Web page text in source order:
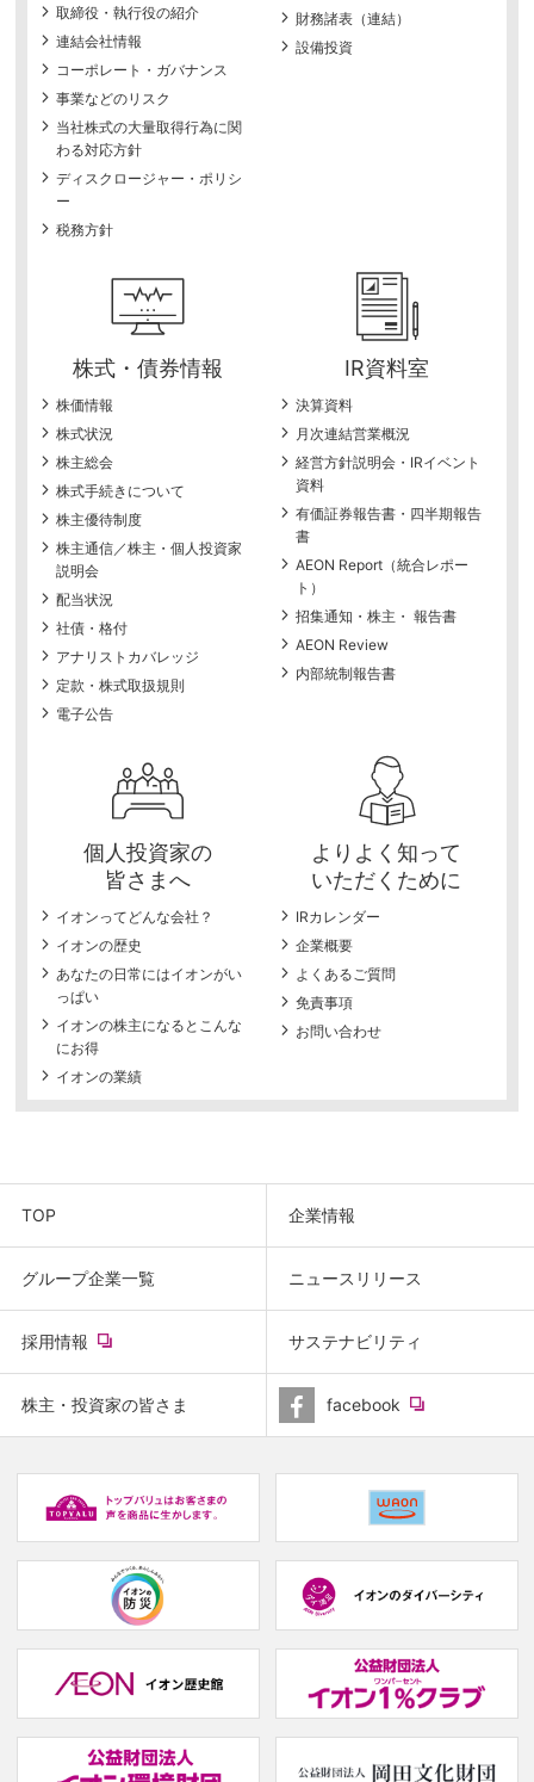
取締役・執行役の紹介
連結会社情報
コーポレート・ガバナンス
事業などのリスク
当社株式の大量取得行為に関
わる対応方針
ディスクロージャー・ポリシ
ー
税務方針
財務諸表（連結）
設備投資
株式・債券情報
株価情報
株式状況
株主総会
株式手続きについて
株主優待制度
株主通信／株主・個人投資家
説明会
配当状況
社債・格付
アナリストカバレッジ
定款・株式取扱規則
電子公告
IR資料室
決算資料
月次連結営業概況
経営方針説明会・IRイベント
資料
有価証券報告書・四半期報告
書
AEON Report（統合レポー
ト）
招集通知・株主・ 報告書
AEON Review
内部統制報告書
個人投資家の
皆さまへ
イオンってどんな会社？
イオンの歴史
あなたの日常にはイオンがい
っぱい
イオンの株主になるとこんな
にお得
イオンの業績
よりよく知って
いただくために
IRカレンダー
企業概要
よくあるご質問
免責事項
お問い合わせ
TOP 企業情報
グループ企業一覧 ニュースリリース
採用情報(new
サステナビリティ
株主・投資家の皆さま facebook (new
window.)
(new
window.)